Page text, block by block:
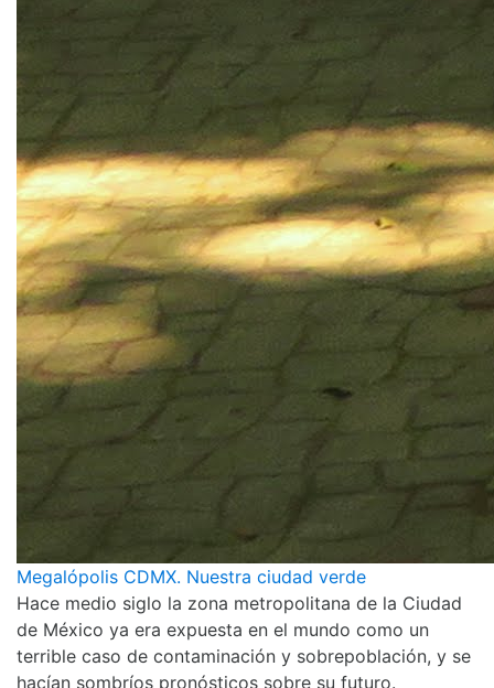
Megalópolis CDMX. Nuestra ciudad verde
Hace medio siglo la zona metropolitana de la Ciudad
de México ya era expuesta en el mundo como un
terrible caso de contaminación y sobrepoblación, y se
hacían sombríos pronósticos sobre su futuro.